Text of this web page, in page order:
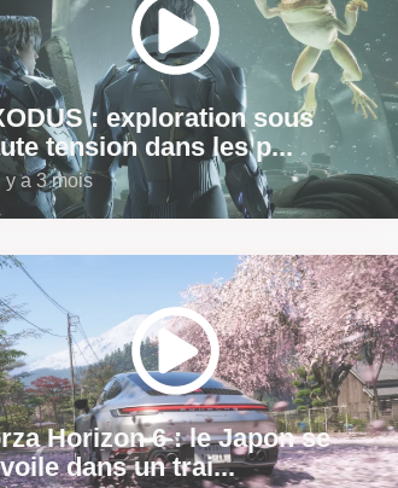
: exploration sous
tension dans les p...
y a 3 mois
Horizon 6 : le Japon se
dans un trai...